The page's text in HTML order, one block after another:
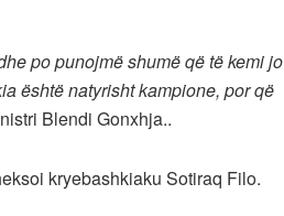
po punojmë shumë që të kemi jo
është natyrisht kampione, por që
Blendi Gonxhja..
kryebashkiaku Sotiraq Filo.